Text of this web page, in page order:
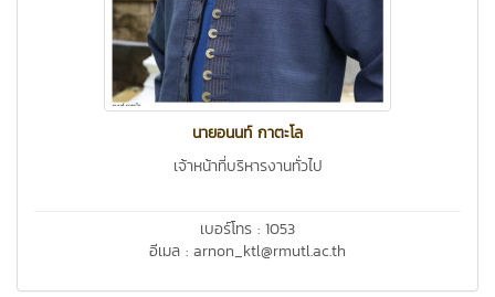
นายอนนท์ กาตะโล
เจ้าหน้าที่บริหารงานทั่วไป
เบอร์โทร : 1053
อีเมล : arnon_ktl@rmutl.ac.th